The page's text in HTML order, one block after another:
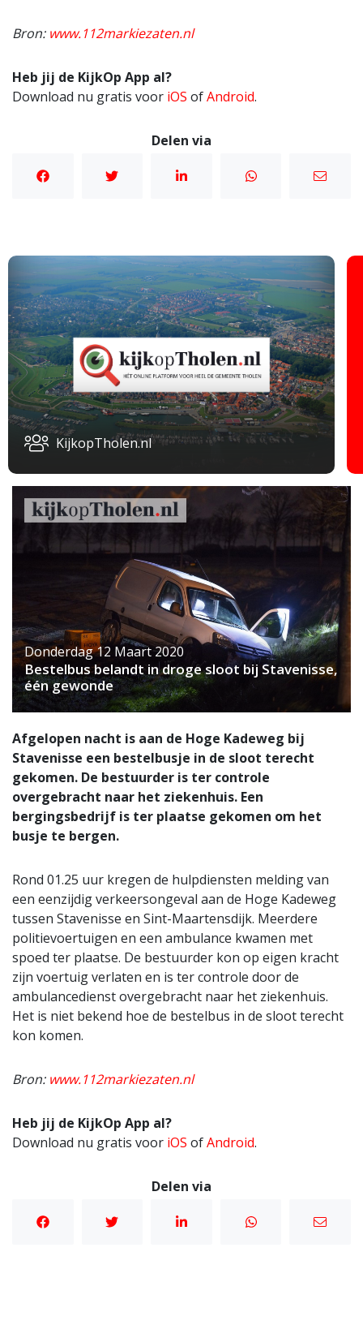
Bron: www.112markiezaten.nl
Heb jij de KijkOp App al?
Download nu gratis voor iOS ofAndroid.
Delen via
KijkopTholen.nl
Donderdag 12 Maart 2020
Bestelbus belandt in droge sloot bij Stavenisse,
één gewonde
Afgelopen nacht is aan de Hoge Kadeweg bij
Stavenisse een bestelbusje in de sloot terecht
gekomen. De bestuurder is ter controle
overgebracht naar het ziekenhuis. Een
bergingsbedrijf is ter plaatse gekomen om het
busje te bergen.
Rond 01.25 uur kregen de hulpdiensten melding van
een eenzijdig verkeersongeval aan de Hoge Kadeweg
tussen Stavenisse en Sint-Maartensdijk. Meerdere
politievoertuigen en een ambulance kwamen met
spoed ter plaatse. De bestuurder kon op eigen kracht
zijn voertuig verlaten en is ter controle door de
ambulancedienst overgebracht naar het ziekenhuis.
Het is niet bekend hoe de bestelbus in de sloot terecht
kon komen.
Bron: www.112markiezaten.nl
Heb jij de KijkOp App al?
Download nu gratis voor iOS ofAndroid.
Delen via